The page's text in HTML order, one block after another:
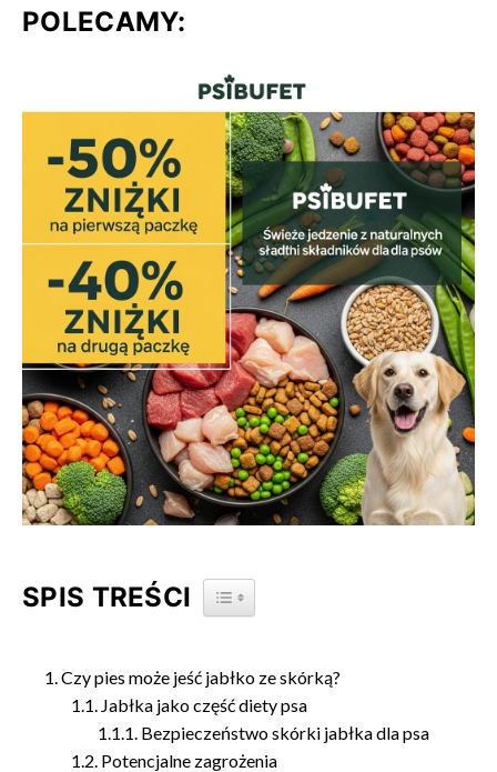
POLECAMY:
SPIS TREŚCI TOGGLE TABLE OF CONTENT
Czy pies może jeść jabłko ze skórką?
Jabłka jako część diety psa
Bezpieczeństwo skórki jabłka dla psa
Potencjalne zagrożenia